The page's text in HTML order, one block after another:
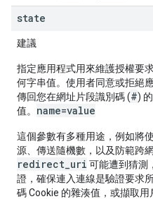
state
建議
指定應用程式用來維護授權要
何字串值。使用者同意或拒絕
傳回您在網址片段識別碼 (#) 的
值。 name=value
這個參數有多種用途，例如將
源、傳送隨機數，以及防範跨
redirect_uri 可能遭到猜測
證，確保連入連線是驗證要求
碼 Cookie 的雜湊值，或擷取